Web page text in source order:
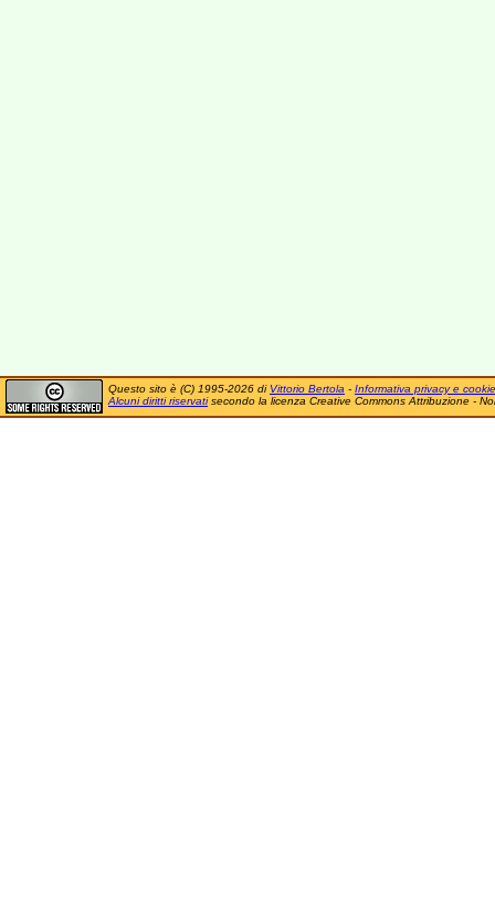
Questo sito è (C) 1995-2026 di Vittorio Bertola - Informativa privacy e cookie
Alcuni diritti riservatisecondo la licenza Creative Commons Attribuzione -